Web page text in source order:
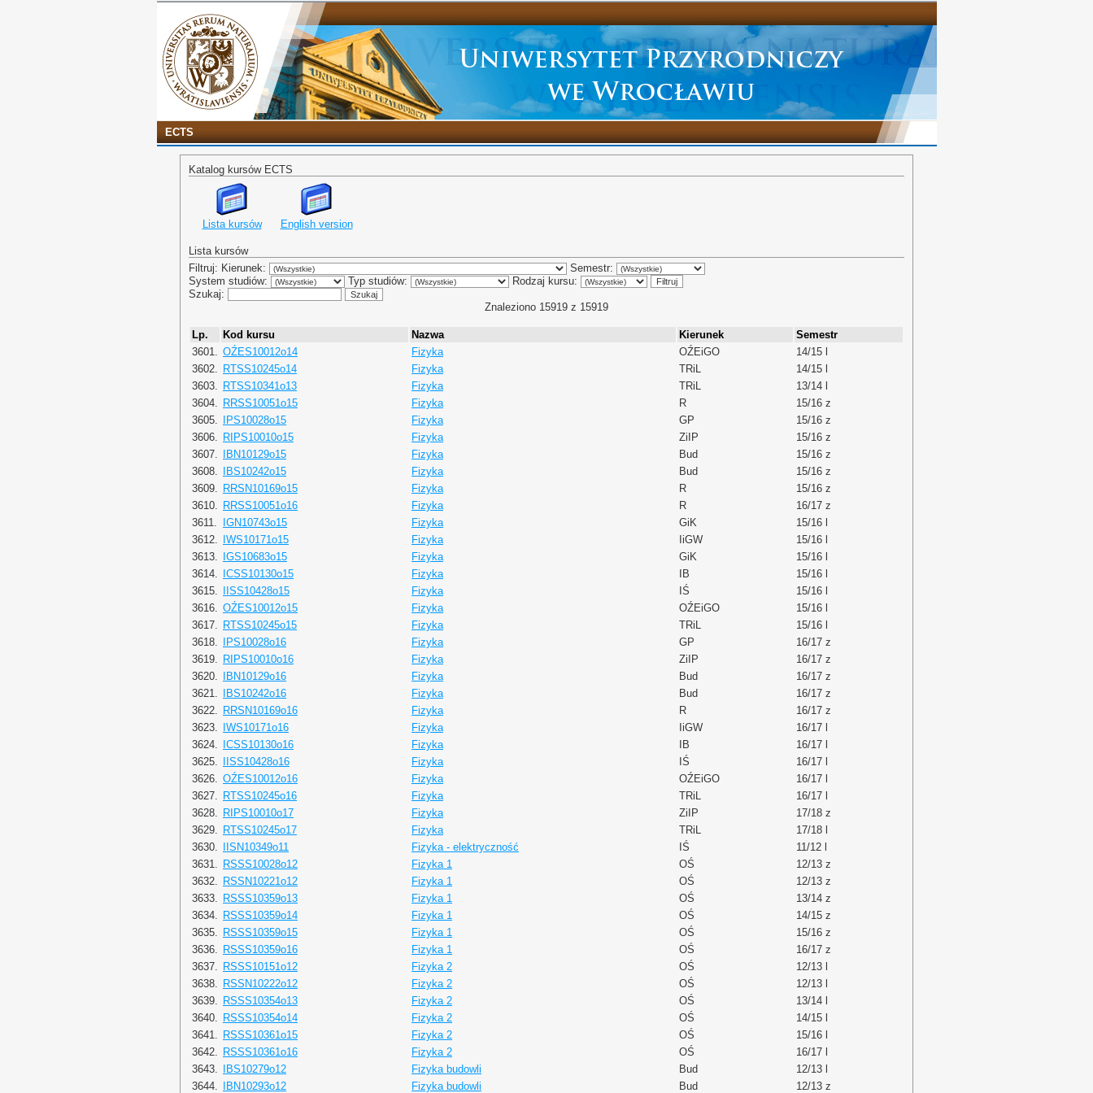
ECTS
Katalog kursów ECTS
Lista kursów English version
Lista kursów
Filtruj: Kierunek:
Semestr:
System studiów:
Typ studiów:
Rodzaj kursu:
Szukaj:
Znaleziono 15919 z 15919
Lp. Kod kursu Nazwa Kierunek
Semestr
3601. OŹES10012o14 Fizyka OŹEiGO
14/15 l
3602. RTSS10245o14 Fizyka TRiL
14/15 l
3603. RTSS10341o13 Fizyka TRiL
13/14 l
3604. RRSS10051o15 Fizyka R
15/16 z
3605.
IPS10028o15 Fizyka GP
15/16 z
3606. RIPS10010o15 Fizyka ZiIP
15/16 z
3607.
IBN10129o15 Fizyka Bud
15/16 z
3608.
IBS10242o15 Fizyka Bud
15/16 z
3609. RRSN10169o15 Fizyka R
15/16 z
3610. RRSS10051o16 Fizyka R
16/17 z
3611.
IGN10743o15 Fizyka GiK
15/16 l
3612.
IWS10171o15 Fizyka IiGW
15/16 l
3613.
IGS10683o15 Fizyka GiK
15/16 l
3614.
ICSS10130o15 Fizyka IB
15/16 l
3615.
IISS10428o15 Fizyka IŚ
15/16 l
3616. OŹES10012o15 Fizyka OŹEiGO
15/16 l
3617. RTSS10245o15 Fizyka TRiL
15/16 l
3618.
IPS10028o16 Fizyka GP
16/17 z
3619. RIPS10010o16 Fizyka ZiIP
16/17 z
3620.
IBN10129o16 Fizyka Bud
16/17 z
3621.
IBS10242o16 Fizyka Bud
16/17 z
3622. RRSN10169o16 Fizyka R
16/17 z
3623.
IWS10171o16 Fizyka IiGW
16/17 l
3624.
ICSS10130o16 Fizyka IB
16/17 l
3625.
IISS10428o16 Fizyka IŚ
16/17 l
3626. OŹES10012o16 Fizyka OŹEiGO
16/17 l
3627. RTSS10245o16 Fizyka TRiL
16/17 l
3628. RIPS10010o17 Fizyka ZiIP
17/18 z
3629. RTSS10245o17 Fizyka TRiL
17/18 l
3630.
IISN10349o11 Fizyka - elektryczność IŚ
11/12 l
3631. RSSS10028o12 Fizyka 1 OŚ
12/13 z
3632. RSSN10221o12 Fizyka 1 OŚ
12/13 z
3633. RSSS10359o13 Fizyka 1 OŚ
13/14 z
3634. RSSS10359o14 Fizyka 1 OŚ
14/15 z
3635. RSSS10359o15 Fizyka 1 OŚ
15/16 z
3636. RSSS10359o16 Fizyka 1 OŚ
16/17 z
3637. RSSS10151o12 Fizyka 2 OŚ
12/13 l
3638. RSSN10222o12 Fizyka 2 OŚ
12/13 l
3639. RSSS10354o13 Fizyka 2 OŚ
13/14 l
3640. RSSS10354o14 Fizyka 2 OŚ
14/15 l
3641. RSSS10361o15 Fizyka 2 OŚ
15/16 l
3642. RSSS10361o16 Fizyka 2 OŚ
16/17 l
3643.
IBS10279o12 Fizyka budowli Bud
12/13 l
3644.
IBN10293o12 Fizyka budowli Bud 12/13 z